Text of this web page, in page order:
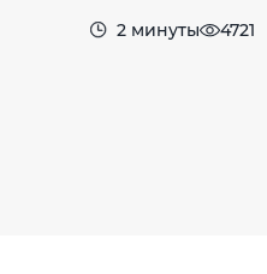
2 минуты 4721